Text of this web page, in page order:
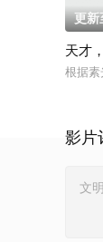
更新
天才
根据素
影片